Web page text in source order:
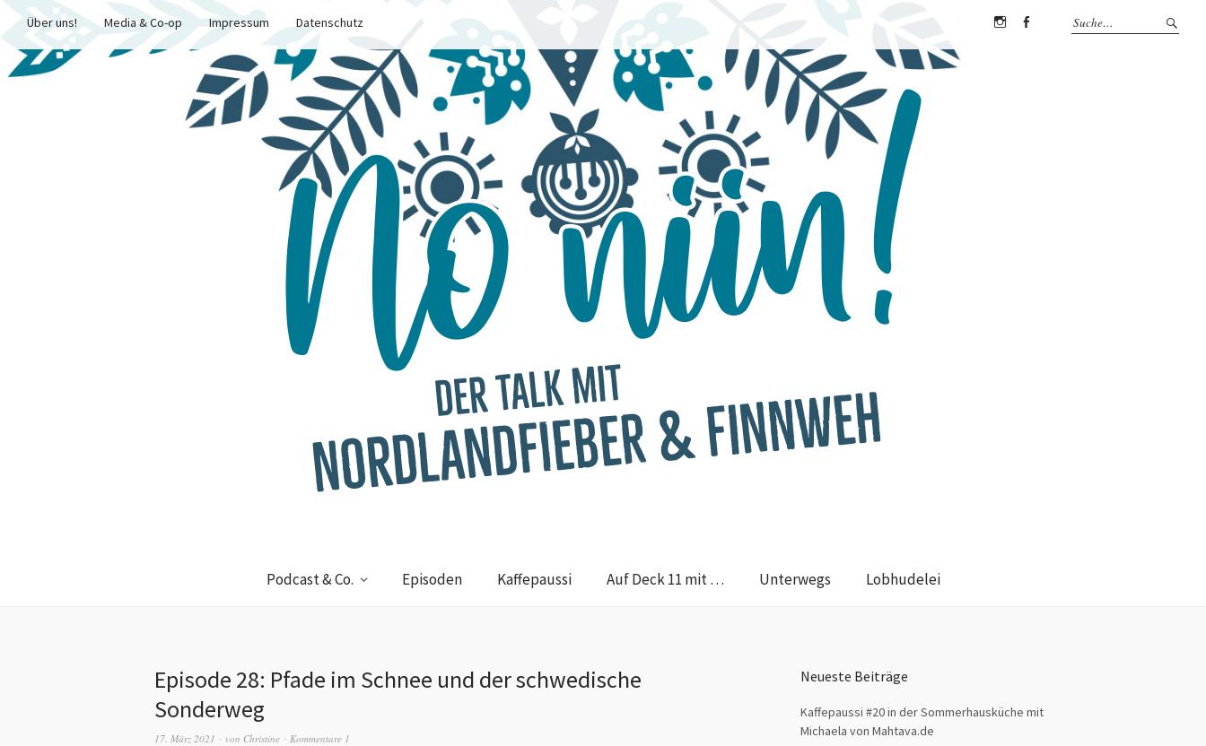
Über uns! Media & Co-op Impressum
Datenschutz
Podcast & Co. Episoden Kaffepaussi Auf Deck 11 mit … Unterwegs Lobhudelei
Episode 28: Pfade im Schnee und der schwedische
Sonderweg
17. März 2021 von Christine Kommentare 1
Neueste Beiträge
Kaffepaussi #20 in der Sommerhausküche mit
Michaela von Mahtava.de